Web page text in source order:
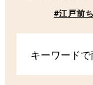
#江戸前